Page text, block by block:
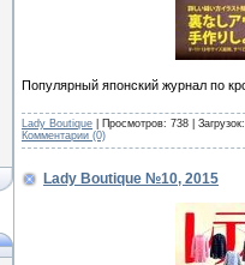
Популярный японский журнал по
Lady Boutique | Просмотров: 738 |
Комментарии (0)
Lady Boutique №10, 2015